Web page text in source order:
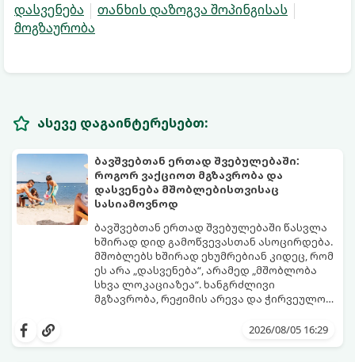
დასვენება
თანხის დაზოგვა შოპინგისას
მოგზაურობა
ასევე დაგაინტერესებთ:
ბავშვებთან ერთად შვებულებაში:
როგორ ვაქციოთ მგზავრობა და
დასვენება მშობლებისთვისაც
სასიამოვნოდ
ბავშვებთან ერთად შვებულებაში წასვლა
ხშირად დიდ გამოწვევასთან ასოცირდება.
მშობლებს ხშირად ეხუმრებიან კიდეც, რომ
ეს არა „დასვენება“, არამედ „მშობლობა
სხვა ლოკაციაზეა“. ხანგრძლივი
მგზავრობა, რეჟიმის არევა და ჭირვეულობა
პრაქტიკული ხრიკით სრულიად2026/08/05 16:29